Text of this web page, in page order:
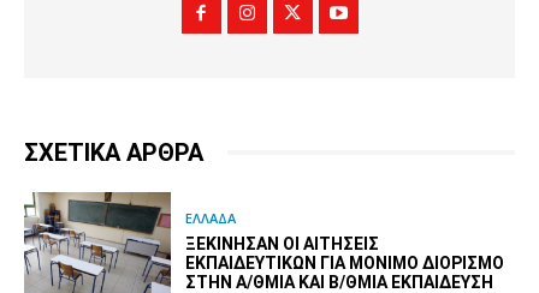
ΣΧΕΤΙΚΑ ΑΡΘΡΑ
ΕΛΛΑΔΑ
ΞΕΚΊΝΗΣΑΝ ΟΙ ΑΙΤΉΣΕΙΣ
ΕΚΠΑΙΔΕΥΤΙΚΏΝ ΓΙΑ ΜΌΝΙΜΟ ΔΙΟΡΙΣΜΌ
ΣΤΗΝ Α/ΘΜΙΑ ΚΑΙ Β/ΘΜΙΑ ΕΚΠΑΊΔΕΥΣΗ